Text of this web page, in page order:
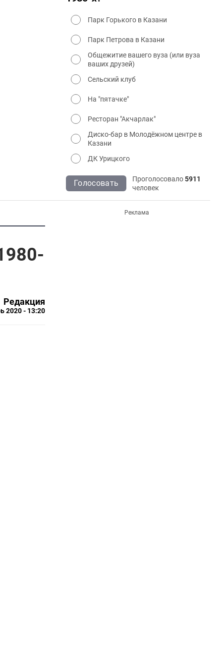
Парк Горького в Казани
Парк Петрова в Казани
Общежитие вашего вуза (или вуза
ваших друзей)
Сельский клуб
На "пятачке"
Ресторан "Акчарлак"
Диско-бар в Молодёжном центре в
Казани
ДК Урицкого
Голосовать Проголосовало5911
человек
Редакция
2020 - 13:20
Реклама